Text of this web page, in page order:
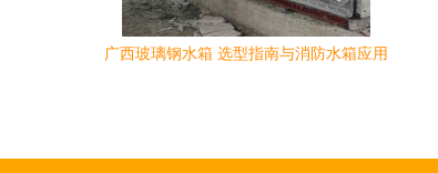
广西玻璃钢水箱 选型指南与消防水箱应用